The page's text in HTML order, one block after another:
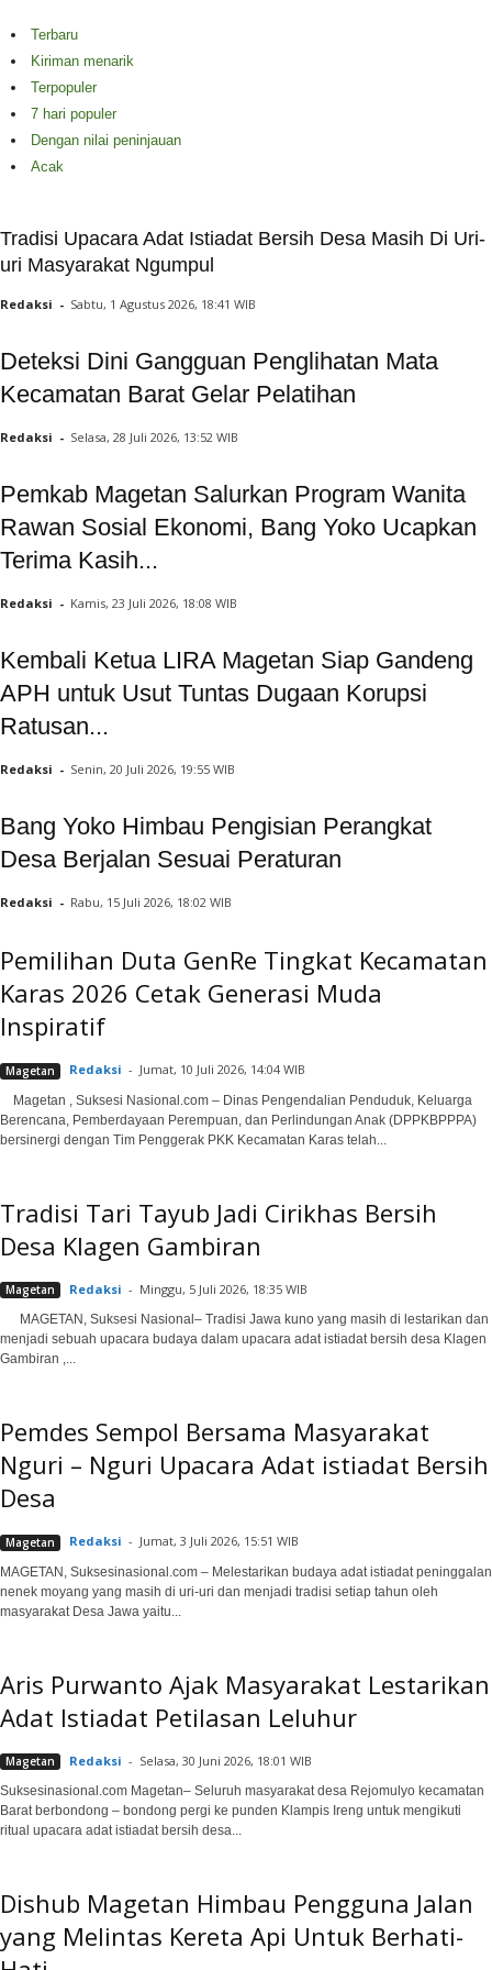
Terbaru
Kiriman menarik
Terpopuler
7 hari populer
Dengan nilai peninjauan
Acak
Tradisi Upacara Adat Istiadat Bersih Desa Masih Di Uri-
uri Masyarakat Ngumpul
Redaksi - Sabtu, 1 Agustus 2026, 18:41 WIB
Deteksi Dini Gangguan Penglihatan Mata
Kecamatan Barat Gelar Pelatihan
Redaksi - Selasa, 28 Juli 2026, 13:52 WIB
Pemkab Magetan Salurkan Program Wanita
Rawan Sosial Ekonomi, Bang Yoko Ucapkan
Terima Kasih...
Redaksi - Kamis, 23 Juli 2026, 18:08 WIB
Kembali Ketua LIRA Magetan Siap Gandeng
APH untuk Usut Tuntas Dugaan Korupsi
Ratusan...
Redaksi - Senin, 20 Juli 2026, 19:55 WIB
Bang Yoko Himbau Pengisian Perangkat
Desa Berjalan Sesuai Peraturan
Redaksi - Rabu, 15 Juli 2026, 18:02 WIB
Pemilihan Duta GenRe Tingkat Kecamatan
Karas 2026 Cetak Generasi Muda
Inspiratif
Magetan Redaksi - Jumat, 10 Juli 2026, 14:04 WIB
Magetan , Suksesi Nasional.com – Dinas Pengendalian Penduduk, Keluarga
Berencana, Pemberdayaan Perempuan, dan Perlindungan Anak (DPPKBPPPA)
bersinergi dengan Tim Penggerak PKK Kecamatan Karas telah...
Tradisi Tari Tayub Jadi Cirikhas Bersih
Desa Klagen Gambiran
Magetan Redaksi - Minggu, 5 Juli 2026, 18:35 WIB
MAGETAN, Suksesi Nasional– Tradisi Jawa kuno yang masih di lestarikan dan
menjadi sebuah upacara budaya dalam upacara adat istiadat bersih desa Klagen
Gambiran ,...
Pemdes Sempol Bersama Masyarakat
Nguri – Nguri Upacara Adat istiadat Bersih
Desa
Magetan Redaksi - Jumat, 3 Juli 2026, 15:51 WIB
MAGETAN, Suksesinasional.com – Melestarikan budaya adat istiadat peninggalan
nenek moyang yang masih di uri-uri dan menjadi tradisi setiap tahun oleh
masyarakat Desa Jawa yaitu...
Aris Purwanto Ajak Masyarakat Lestarikan
Adat Istiadat Petilasan Leluhur
Magetan Redaksi - Selasa, 30 Juni 2026, 18:01 WIB
Suksesinasional.com Magetan– Seluruh masyarakat desa Rejomulyo kecamatan
Barat berbondong – bondong pergi ke punden Klampis Ireng untuk mengikuti
ritual upacara adat istiadat bersih desa...
Dishub Magetan Himbau Pengguna Jalan
yang Melintas Kereta Api Untuk Berhati-